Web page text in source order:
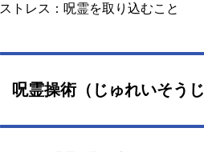
ストレス：呪霊を取り込むこと
呪霊操術（じゅれいそう